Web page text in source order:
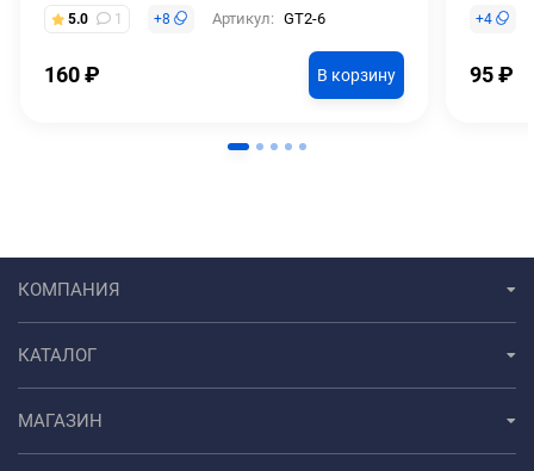
5.0 1 +8 Артикул: GT2-6
160₽ В корзину
+4
95₽
КОМПАНИЯ
КАТАЛОГ
МАГАЗИН